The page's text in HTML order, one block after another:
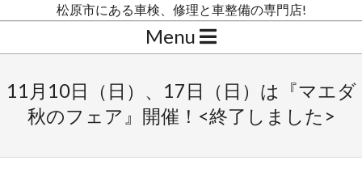
式
会
社
マ
松原市にある車検、修理と車整備の専門店!
Navigation
Menu
11月10日（日）、17日（日）は『マエダ
秋のフェア』開催！<終了しました>